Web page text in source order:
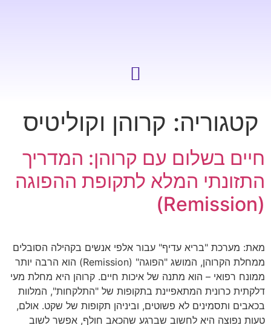
קטגוריה: קרוהן וקוליטיס
חיים בשלום עם קרוהן: המדריך
התזונתי המלא לתקופת ההפוגה
(Remission)
מאת: מערכת "בריא עדיף" עבור אלפי אנשים בקהילה הסובלים
ממחלת הקרוהן, המושג "הפוגה" (Remission) הוא הרבה יותר
ממונח רפואי – הוא מתנה של איכות חיים. קרוהן היא מחלת מעי
דלקתית כרונית המתאפיינת בתקופות של "התלקחות", המלוות
בכאבים ותסמינים לא פשוטים, וביניהן תקופות של שקט. אולם,
טעות נפוצה היא לחשוב שברגע שהכאב חולף, אפשר לשוב